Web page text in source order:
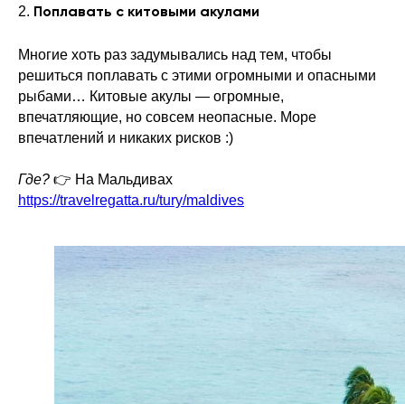
2. Поплавать с китовыми акулами
Многие хоть раз задумывались над тем, чтобы
решиться поплавать с этими огромными и опасными
рыбами… Китовые акулы — огромные,
впечатляющие, но совсем неопасные. Море
впечатлений и никаких рисков :)
Где? 👉 На Мальдивах
https://travelregatta.ru/tury/maldives